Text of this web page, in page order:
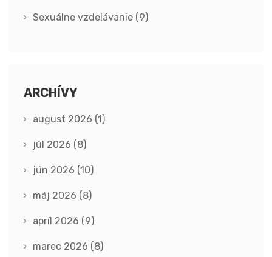
Sexuálne vzdelávanie (9)
ARCHÍVY
august 2026 (1)
júl 2026 (8)
jún 2026 (10)
máj 2026 (8)
apríl 2026 (9)
marec 2026 (8)